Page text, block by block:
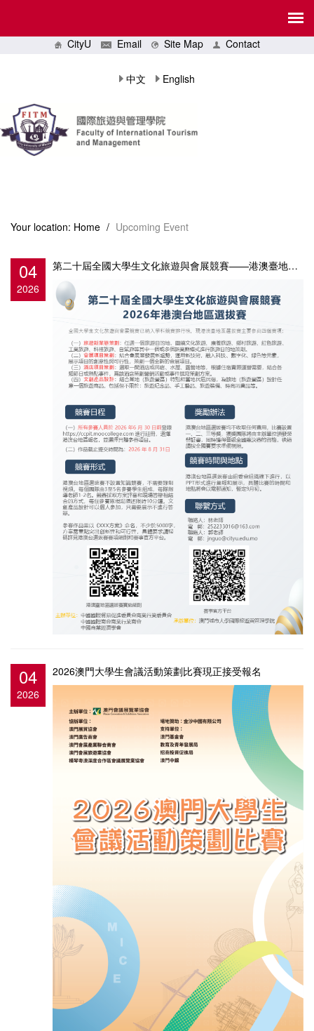
CityU Email Site Map Contact
中文 English
Your location: Home / Upcoming Event
04
2026
第二十屆全國大學生文化旅遊與會展競賽——港澳臺地區選拔賽現正接受報名
04
2026
2026澳門大學生會議活動策劃比賽現正接受報名